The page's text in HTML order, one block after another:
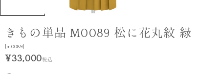
きもの単品 M0089 松に花丸紋 緑
[m0089]
¥33,000税込